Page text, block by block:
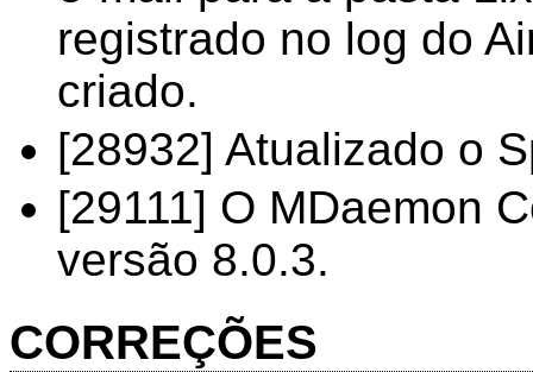
registrado no log do
criado.
[28932] Atualizado o
[29111] O MDaemon
versão 8.0.3.
CORREÇÕES